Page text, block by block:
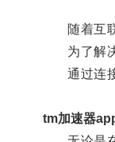
随着互联
为了解决
通过连接
tm加速器